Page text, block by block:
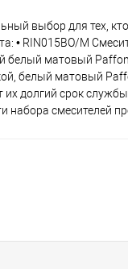
выбор для тех,
• RIN015BO/M
матовый
белый матовый
долгий срок
смесителей